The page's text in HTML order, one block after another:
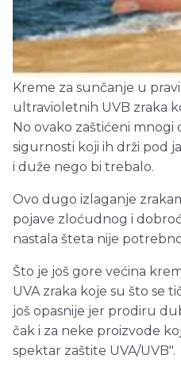
Kreme za sunčanje u
ultravioletnih UVB zraka
No ovako zaštićeni mnogi
sigurnosti koji ih drži pod
i duže nego bi trebalo.
Ovo dugo izlaganje
pojave zloćudnog i
nastala šteta nije
Što je još gore većina
UVA zraka koje su što se
još opasnije jer prodiru
čak i za neke proizvode
spektar zaštite UVA/UVB".